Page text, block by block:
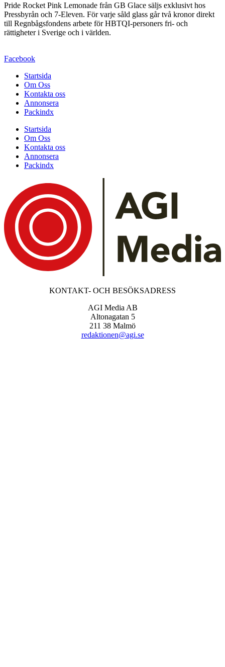
Pride Rocket Pink Lemonade från GB Glace säljs exklusivt hos
Pressbyrån och 7-Eleven. För varje såld glass går två kronor direkt
till Regnbågsfondens arbete för HBTQI-personers fri- och
rättigheter i Sverige och i världen.
Facebook
Startsida
Om Oss
Kontakta oss
Annonsera
Packindx
Startsida
Om Oss
Kontakta oss
Annonsera
Packindx
KONTAKT- OCH BESÖKSADRESS
AGI Media AB
Altonagatan 5
211 38 Malmö
redaktionen@agi.se